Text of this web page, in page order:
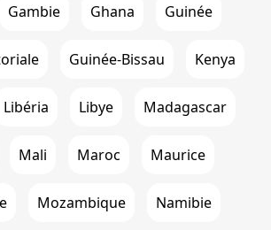
Gambie Ghana Guinée
Guinée-Bissau Kenya
Libéria Libye Madagascar
Mali Maroc Maurice
Mozambique Namibie